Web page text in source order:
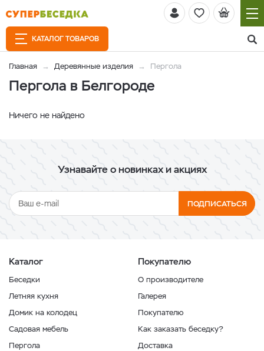
КАТАЛОГ ТОВАРОВ
Главная Деревянные изделия Пергола
Пергола в Белгороде
Ничего не найдено
Узнавайте о новинках и акциях
ПОДПИСАТЬСЯ
Каталог
Беседки
Летняя кухня
Домик на колодец
Садовая мебель
Пергола
Покупателю
О производителе
Галерея
Покупателю
Как заказать беседку?
Доставка